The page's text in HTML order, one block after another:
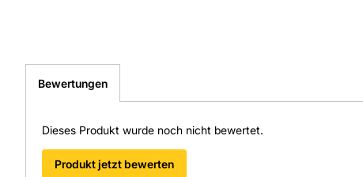
Bewertungen
Dieses Produkt wurde noch nicht bewertet.
Produkt jetzt bewerten